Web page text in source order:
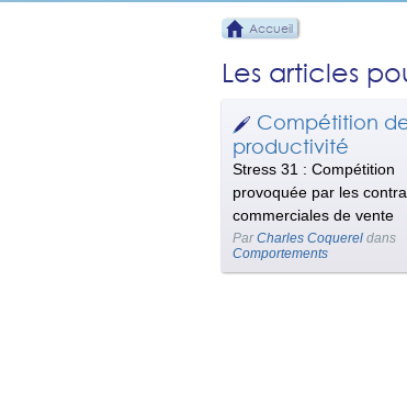
Accueil
Les articles
Compétition
productivité
Stress 31 : Compétition
provoquée par les
commerciales de vente
ParCharles Coquerel dans
Comportements